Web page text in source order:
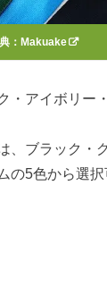
： Makuake
・アイボリー
、ブラック・
の5色から選択